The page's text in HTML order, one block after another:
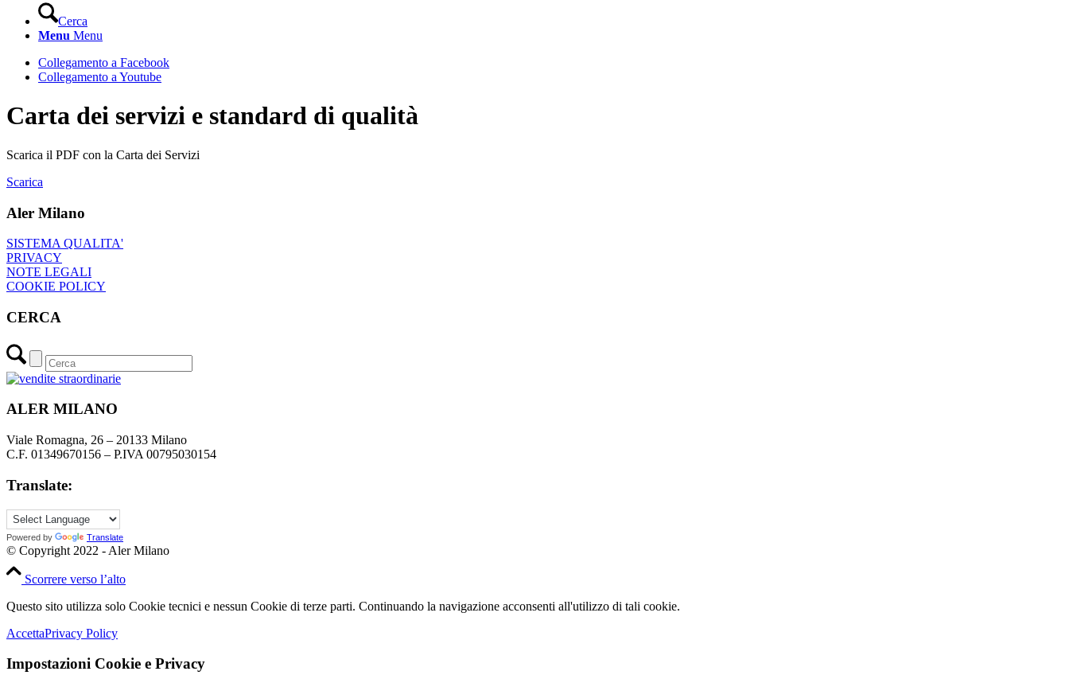
Cerca
Menu Menu
Collegamento a Facebook
Collegamento a Youtube
Carta dei servizi e standard di qualità
Scarica il PDF con la Carta dei Servizi
Scarica
Aler Milano
SISTEMA QUALITA'
PRIVACY
NOTE LEGALI
COOKIE POLICY
CERCA
ALER MILANO
Viale Romagna, 26 – 20133 Milano
C.F. 01349670156 – P.IVA 00795030154
Translate:
Powered by Translate
© Copyright 2022 - Aler Milano
Scorrere verso l’alto
Questo sito utilizza solo Cookie tecnici e nessun Cookie di terze parti. Continuando la navigazione acconsenti all'utilizzo di tali cookie.
AccettaPrivacy Policy
Impostazioni Cookie e Privacy